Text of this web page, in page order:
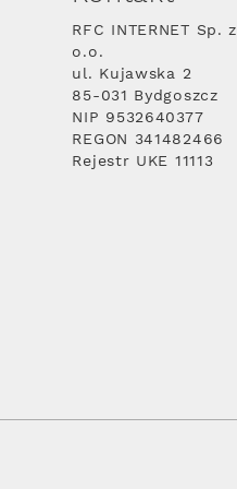
RFC INTERNET Sp. z
o.o.
ul. Kujawska 2
85-031 Bydgoszcz
NIP 9532640377
REGON 341482466
Rejestr UKE 11113